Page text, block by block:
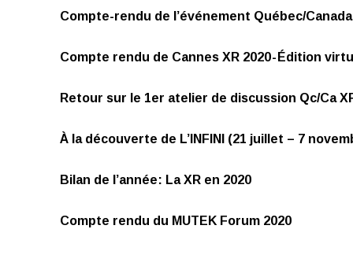
Compte-rendu de l’événement Québec/
Compte rendu de Cannes XR 2020 - Édition
Retour sur le 1er atelier de discussion Qc/Ca
À la découverte de L’INFINI (21 juillet – 7
Bilan de l’année: La XR en 2020
Compte rendu du MUTEK Forum 2020